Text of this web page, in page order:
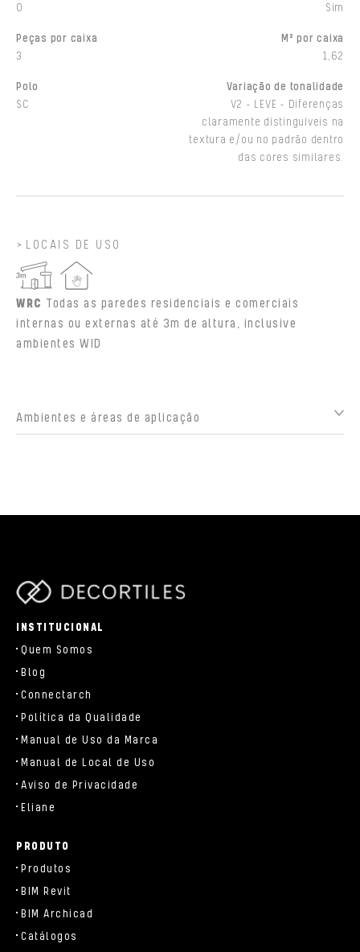
0
Sim
Peças por caixa
3
M² por caixa
1,62
Polo
SC
Variação de tonalidade
V2 - LEVE - Diferenças
claramente distinguíveis na
textura e/ou no padrão dentro
das cores similares.
LOCAIS DE USO
WRC Todas as paredes residenciais e comerciais
internas ou externas até 3m de altura, inclusive
ambientes WID
Ambientes e áreas de aplicação
INSTITUCIONAL
Quem Somos
Blog
Connectarch
Política da Qualidade
Manual de Uso da Marca
Manual de Local de Uso
Aviso de Privacidade
Eliane
PRODUTO
Produtos
BIM Revit
BIM Archicad
Catálogos